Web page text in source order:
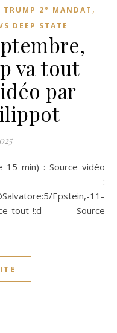
TRUMP 2° MANDAT ,
DEEP STATE
va tout
par
:
Epstein,-11-
tout-!:d Source